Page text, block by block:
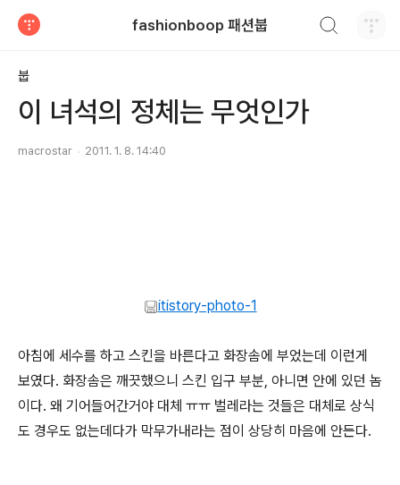
fashionboop 패션붑
붑
이 녀석의 정체는 무엇인가
macrostar 2011. 1. 8. 14:40
itistory-photo-1
아침에 세수를 하고 스킨을 바른다고 화장솜에 부었는데 이런게
보였다. 화장솜은 깨끗했으니 스킨 입구 부분, 아니면 안에 있던 놈
이다. 왜 기어들어간거야 대체 ㅠㅠ 벌레라는 것들은 대체로 상식
도 경우도 없는데다가 막무가내라는 점이 상당히 마음에 안든다.